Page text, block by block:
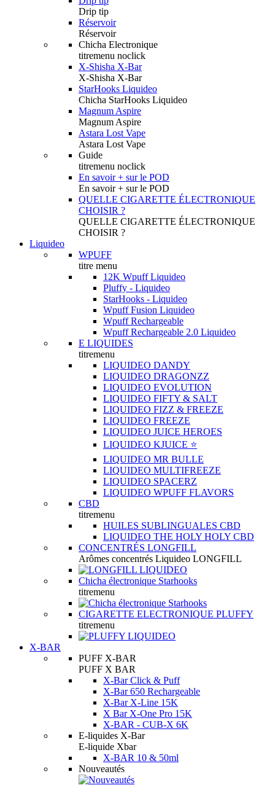
Drip tip
Réservoir
Réservoir
Chicha Electronique
titremenu noclick
X-Shisha X-Bar
X-Shisha X-Bar
StarHooks Liquideo
Chicha StarHooks Liquideo
Magnum Aspire
Magnum Aspire
Astara Lost Vape
Astara Lost Vape
Guide
titremenu noclick
En savoir + sur le POD
En savoir + sur le POD
QUELLE CIGARETTE ÉLECTRONIQUE
CHOISIR ?
QUELLE CIGARETTE ÉLECTRONIQUE
CHOISIR ?
Liquideo
WPUFF
titre menu
12K Wpuff Liquideo
Pluffy - Liquideo
StarHooks - Liquideo
Wpuff Fusion Liquideo
Wpuff Rechargeable
Wpuff Rechargeable 2.0 Liquideo
E LIQUIDES
titremenu
LIQUIDEO DANDY
LIQUIDEO DRAGONZZ
LIQUIDEO EVOLUTION
LIQUIDEO FIFTY & SALT
LIQUIDEO FIZZ & FREEZE
LIQUIDEO FREEZE
LIQUIDEO JUICE HEROES
LIQUIDEO KJUICE ⭐️
LIQUIDEO MR BULLE
LIQUIDEO MULTIFREEZE
LIQUIDEO SPACERZ
LIQUIDEO WPUFF FLAVORS
CBD
titremenu
HUILES SUBLINGUALES CBD
LIQUIDEO THE HOLY HOLY CBD
CONCENTRÉS LONGFILL
Arômes concentrés Liquideo LONGFILL
Chicha électronique Starhooks
titremenu
CIGARETTE ELECTRONIQUE PLUFFY
titremenu
X-BAR
PUFF X-BAR
PUFF X BAR
X-Bar Click & Puff
X-Bar 650 Rechargeable
X-Bar X-Line 15K
X Bar X-One Pro 15K
X-BAR - CUB-X 6K
E-liquides X-Bar
E-liquide Xbar
X-BAR 10 & 50ml
Nouveautés